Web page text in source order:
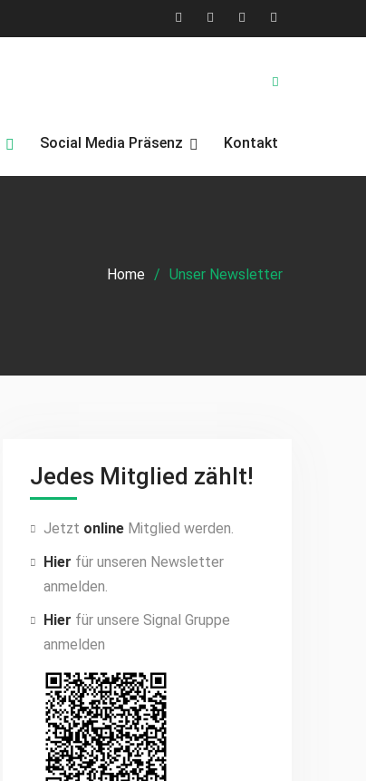
X
Facebook
YouTubeInstagram
Social Media Präsenz Kontakt
Home Unser Newsletter
Jedes Mitglied zählt!
Jetzt online Mitglied werden.
Hier für unseren Newsletter
anmelden.
Hier für unsere Signal Gruppe
anmelden